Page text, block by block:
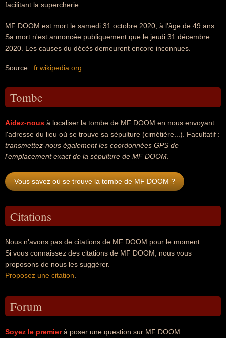
facilitant la supercherie.
MF DOOM est mort le samedi 31 octobre 2020, à l'âge de 49 ans.
Sa mort n'est annoncée publiquement que le jeudi 31 décembre
2020. Les causes du décès demeurent encore inconnues.
Source : fr.wikipedia.org
Tombe
Aidez-nous à localiser la tombe de MF DOOM en nous envoyant
l'adresse du lieu où se trouve sa sépulture (cimétière...). Facultatif :
transmettez-nous également les coordonnées GPS de
l'emplacement exact de la sépulture de MF DOOM
Vous savez où se trouve la tombe de MF DOOM ?
Citations
Nous n'avons pas de citations de MF DOOM pour le moment...
Si vous connaissez des citations de MF DOOM, nous vous
proposons de nous les suggérer.
Proposez une citation
Forum
Soyez le premierà poser une question sur MF DOOM.